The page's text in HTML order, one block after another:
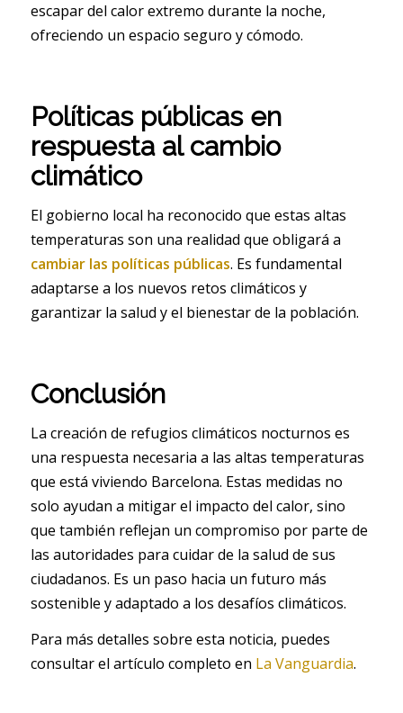
escapar del calor extremo durante la noche,
ofreciendo un espacio seguro y cómodo.
Políticas públicas en
respuesta al cambio
climático
El gobierno local ha reconocido que estas altas
temperaturas son una realidad que obligará a
cambiar las políticas públicas. Es fundamental
adaptarse a los nuevos retos climáticos y
garantizar la salud y el bienestar de la población.
Conclusión
La creación de refugios climáticos nocturnos es
una respuesta necesaria a las altas temperaturas
que está viviendo Barcelona. Estas medidas no
solo ayudan a mitigar el impacto del calor, sino
que también reflejan un compromiso por parte de
las autoridades para cuidar de la salud de sus
ciudadanos. Es un paso hacia un futuro más
sostenible y adaptado a los desafíos climáticos.
Para más detalles sobre esta noticia, puedes
consultar el artículo completo en La Vanguardia.